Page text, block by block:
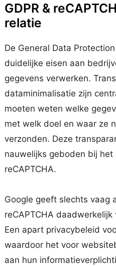
GDPR &
relatie
De General Data
duidelijke eisen aan
gegevens verwerken.
dataminimalisatie zijn
moeten weten welke
met welk doel en waar ze
verzonden. Deze
nauwelijks geboden bij het
reCAPTCHA.
Google geeft slechts vaag
reCAPTCHA
Een apart privacybeleid
waardoor het voor
aan hun